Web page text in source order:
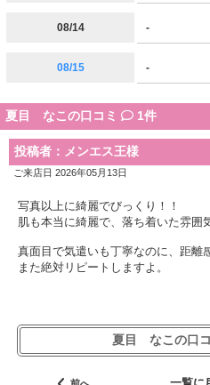
08/14 -
08/15 -
夏目 なこの口コミ 1件
投稿者：メンエス王様
ご来店日 2026年05月13日
写真以上に綺麗でびっくり！！
肌も本当に綺麗で、落ち着いた雰囲
真面目で気遣いも丁寧なのに、距離
また絶対リピートしますよ。
夏目 なこの口